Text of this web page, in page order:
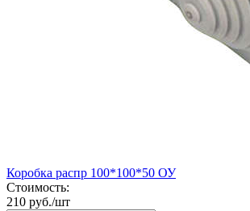
Коробка распр 100*100*50 ОУ
Стоимость:
210 руб./шт